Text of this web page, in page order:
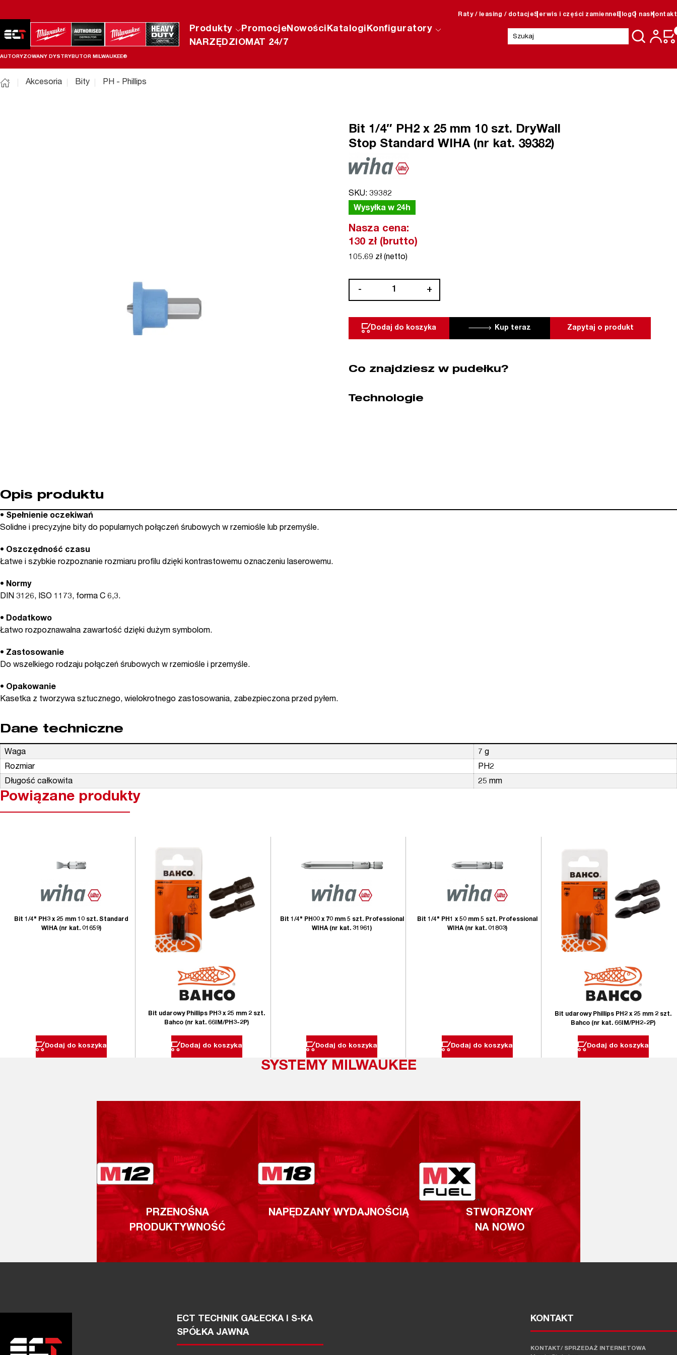
Raty / leasing / dotacjeSerwis i części zamienne BlogO nas Kontakt
AUTORYZOWANY DYSTRYBUTOR MILWAUKEE®
Produkty PromocjeNowościKatalogiKonfiguratory
NARZĘDZIOMAT 24/7
Szukaj:
Akcesoria Bity PH - Phillips
Bit 1/4″ PH2 x 25 mm 10 szt. DryWall
Stop Standard WIHA (nr kat. 39382)
SKU: 39382
Wysyłka w 24h
Nasza cena:
130 zł (brutto)
105.69 zł (netto)
-
PH2
10
DryWall
+
Dodaj do koszyka Zapytaj o produkt
Kup teraz
Co znajdziesz w pudełku?
Technologie
Opis produktu
• Spełnienie oczekiwań
Solidne i precyzyjne bity do popularnych połączeń śrubowych w rzemiośle lub przemyśle.
• Oszczędność czasu
Łatwe i szybkie rozpoznanie rozmiaru profilu dzięki kontrastowemu oznaczeniu laserowemu.
• Normy
DIN 3126, ISO 1173, forma C 6,3.
• Dodatkowo
Łatwo rozpoznawalna zawartość dzięki dużym symbolom.
• Zastosowanie
Do wszelkiego rodzaju połączeń śrubowych w rzemiośle i przemyśle.
• Opakowanie
Kasetka z tworzywa sztucznego, wielokrotnego zastosowania, zabezpieczona przed pyłem.
Dane techniczne
Waga
7 g
Rozmiar
PH2
Długość całkowita
25 mm
Powiązane produkty
Bit 1/4" PH3 x 25 mm 10 szt. Standard
WIHA (nr kat. 01659)
Dodaj do koszyka
Bit udarowy Phillips PH3 x 25 mm 2 szt.
Bahco (nr kat. 66IM/PH3-2P)
Dodaj do koszyka
Bit 1/4" PH00 x 70 mm 5 szt. Professional
WIHA (nr kat. 31961)
Dodaj do koszyka
Bit 1/4" PH1 x 50 mm 5 szt. Professional
WIHA (nr kat. 01803)
Dodaj do koszyka
Bit udarowy Phillips PH2 x 25 mm 2 szt.
Bahco (nr kat. 66IM/PH2-2P)
Dodaj do koszyka
SYSTEMY MILWAUKEE
PRZENOŚNA
PRODUKTYWNOŚĆ
NAPĘDZANY WYDAJNOŚCIĄ
STWORZONY
NA NOWO
ECT TECHNIK GAŁECKA I S-KA
SPÓŁKA JAWNA
KONTAKT
KONTAKT/ SPRZEDAŻ INTERNETOWA